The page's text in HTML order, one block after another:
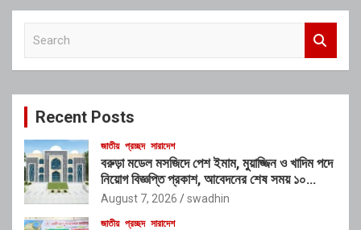
c
Recent Posts
জাতীয় প্রচ্ছদ সারাদেশ
বরুড়া মডেল মসজিদে পেশ ইমাম, মুয়াজ্জিন ও খাদিম পদে
নিয়োগ বিজ্ঞপ্তি প্রকাশ, আবেদনের শেষ সময় ১০
আগস্ট
August 7, 2026 swadhin
জাতীয় প্রচ্ছদ সারাদেশ